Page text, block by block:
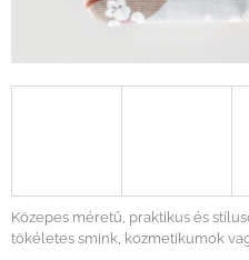
Közepes méretű, praktikus és
tökéletes smink, kozmetikumok